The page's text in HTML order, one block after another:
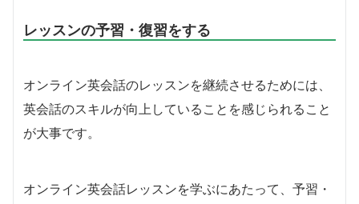
レッスンの予習・復習をする
オンライン英会話のレッスンを継続させるためには、
英会話のスキルが向上していることを感じられること
が大事です。
オンライン英会話レッスンを学ぶにあたって、予習・